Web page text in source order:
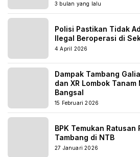
3 bulan yang lalu
Polisi Pastikan Tidak
Ilegal Beroperasi di
4 April 2026
Dampak Tambang
dan XR Lombok
Bangsal
15 Februari 2026
BPK Temukan
Tambang di NTB
27 Januari 2026